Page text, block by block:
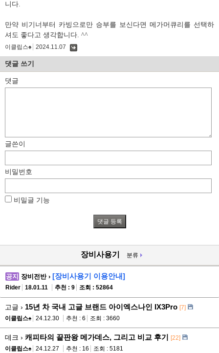
니다.
만약 비기너부터 카빙으로만 승부를 보신다면 메가머큐리를 선택하
셔도 좋다고 생각합니다. ^^
이클립스♠ 2024.11.07
댓글 쓰기
댓글
글쓴이
비밀번호
비밀글 기능
장비사용기 분류
공지 장비전반 › [장비사용기 이용안내]
Rider 18.01.11 추천 : 9 조회 : 52864
고글 › 15년 차 국내 고글 브랜드 아이엑스나인 IX3Pro [7]
이클립스♠
24.12.30 추천 : 6 조회 : 3660
데크 › 캐피타의 끝판왕 메가데스, 그리고 비교 후기 [22]
이클립스♠
24.12.27 추천 : 16 조회 : 5181